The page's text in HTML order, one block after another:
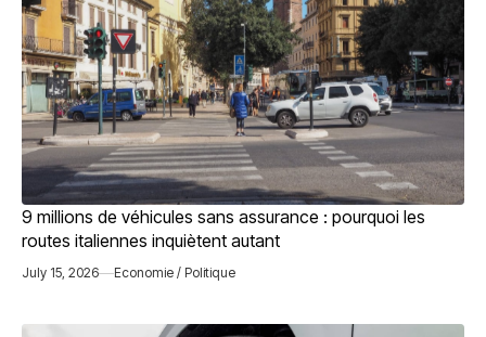
9 millions de véhicules sans assurance : pourquoi les
routes italiennes inquiètent autant
July 15, 2026 Economie / Politique